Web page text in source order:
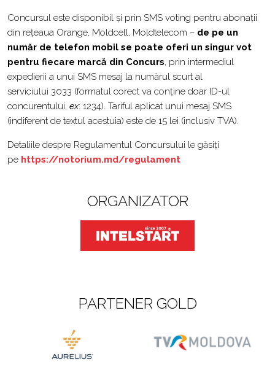
Concursul este disponibil și prin SMS voting pentru abonații
din rețeaua Orange, Moldcell, Moldtelecom – de pe un
număr de telefon mobil se poate oferi un singur vot
pentru fiecare marcă din Concurs, prin intermediul
expedierii a unui SMS mesaj la numărul scurt al
serviciului 3033 (formatul corect va conține doar ID-ul
concurentului, ex: 1234). Tariful aplicat unui mesaj SMS
(indiferent de textul acestuia) este de 15 lei (inclusiv TVA).
Detaliile despre Regulamentul Concursului le găsiți
pe https://notorium.md/regulament
ORGANIZATOR
PARTENER GOLD